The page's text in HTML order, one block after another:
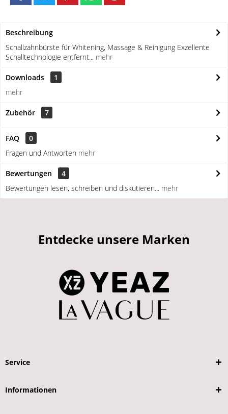
Beschreibung
Schallzahnbürste für Whitening, Massage & Reinigung Exzellente
Schalltechnologie entfernt... mehr
Downloads
1
mehr
Zubehör 7
FAQ
0
Fragen und Antworten mehr
Bewertungen
4
Bewertungen lesen, schreiben und diskutieren... mehr
Entdecke unsere Marken
Service
Informationen